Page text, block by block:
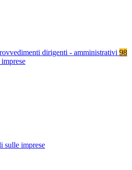
dirigenti - amministrativi 98
sulle imprese